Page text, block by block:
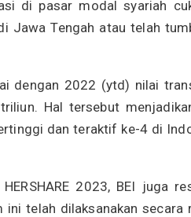
di pasar modal syariah
Jawa Tengah atau telah
dengan 2022 (ytd) nilai
Hal tersebut
dan teraktif ke-4 di
2023, BEI juga
ini telah dilaksanakan